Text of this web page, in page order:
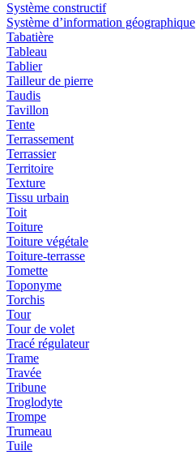
Système constructif
Système d’information géographique
Tabatière
Tableau
Tablier
Tailleur de pierre
Taudis
Tavillon
Tente
Terrassement
Terrassier
Territoire
Texture
Tissu urbain
Toit
Toiture
Toiture végétale
Toiture-terrasse
Tomette
Toponyme
Torchis
Tour
Tour de volet
Tracé régulateur
Trame
Travée
Tribune
Troglodyte
Trompe
Trumeau
Tuile